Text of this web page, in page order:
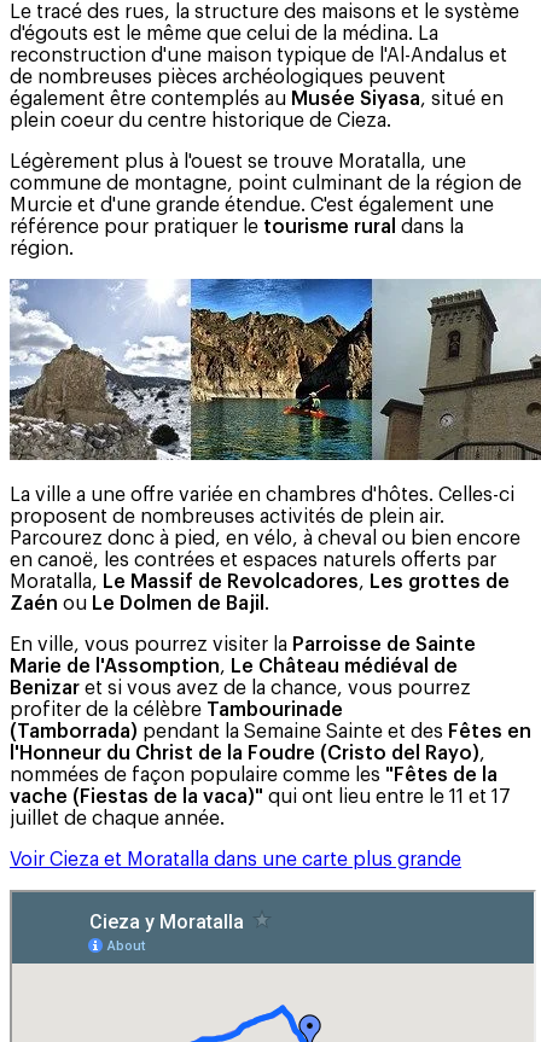
Le tracé des rues, la structure des maisons et le système
d'égouts est le même que celui de la médina. La
reconstruction d'une maison typique de l'Al-Andalus et
de nombreuses pièces archéologiques peuvent
également être contemplés au Musée Siyasa, situé en
plein coeur du centre historique de Cieza.
Légèrement plus à l'ouest se trouve Moratalla, une
commune de montagne, point culminant de la région de
Murcie et d'une grande étendue. C'est également une
référence pour pratiquer le tourisme rural dans la
région.
La ville a une offre variée en chambres d'hôtes. Celles-ci
proposent de nombreuses activités de plein air.
Parcourez donc à pied, en vélo, à cheval ou bien encore
en canoë, les contrées et espaces naturels offerts par
Moratalla, Le Massif de Revolcadores, Les grottes de
Zaén ou Le Dolmen de Bajil .
En ville, vous pourrez visiter la Parroisse de Sainte
Marie de l'Assomption, Le Château médiéval de
Benizar et si vous avez de la chance, vous pourrez
profiter de la célèbre Tambourinade
(Tamborrada) pendant la Semaine Sainte et des Fêtes en
l'Honneur du Christ de la Foudre (Cristo del Rayo),
nommées de façon populaire comme les "Fêtes de la
vache (Fiestas de la vaca)" qui ont lieu entre le 11 et 17
juillet de chaque année.
Voir Cieza et Moratalla dans une carte plus grande